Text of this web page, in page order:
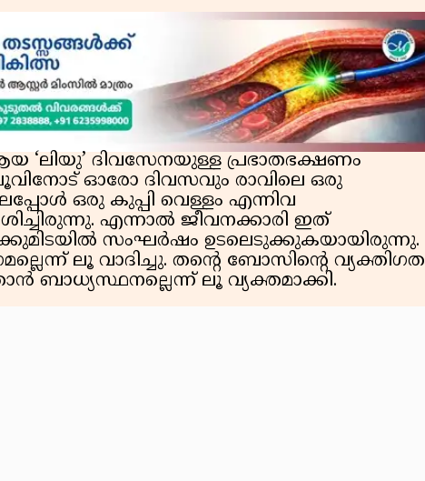
‘ലിയു’ ദിവസേനയുള്ള പ്രഭാതഭക്ഷണം
ഓരോ ദിവസവും രാവിലെ ഒരു
ഒരു കുപ്പി വെള്ളം എന്നിവ
എന്നാൽ ജീവനക്കാരി ഇത്
സംഘര്‍ഷം ഉടലെടുക്കുകയായിരുന്നു.
ലൂ വാദിച്ചു. തന്റെ ബോസിന്റെ വ്യക്തിഗത
ബാധ്യസ്ഥനല്ലെന്ന് ലൂ വ്യക്തമാക്കി.